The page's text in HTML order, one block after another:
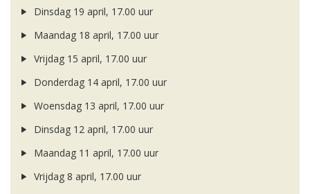
Dinsdag 19 april, 17.00 uur
Maandag 18 april, 17.00 uur
Vrijdag 15 april, 17.00 uur
Donderdag 14 april, 17.00 uur
Woensdag 13 april, 17.00 uur
Dinsdag 12 april, 17.00 uur
Maandag 11 april, 17.00 uur
Vrijdag 8 april, 17.00 uur